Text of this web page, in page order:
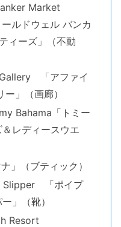
Market
ルドウェル バンカ
ィーズ」（不動
「アファイ
」（画廊）
Bahama「トミー
レディースウエ
」（ブティック）
Slipper 「ポイプ
」（靴）
Resort